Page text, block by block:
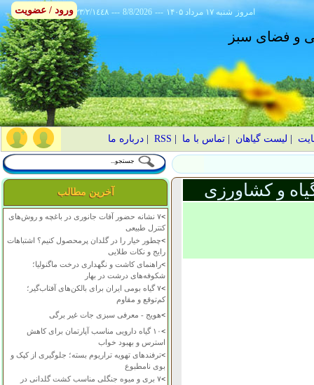
٢٣/٢/١٤٤٨ --- 8/8/2026 --- ۱۴۰۵ شنبه ۱۷ مرداد امروز
و فضای سبز
لیست گیاهان |تماس با ما RSS
|درباره ما
آخرین مطالب
>
۷ نشانه حضور آفات جانوری در باغچه و روش‌های
کنترل طبیعی
>چطور خیار را در گلدان پرمحصول کنیم؟ اشتباهات
رایج و نکات طلایی
>راهنمای کاشت و نگهداری درخت ماگنولیا؛
شکوفه‌های درشت در بهار
>
۷ گیاه بومی ایران برای بالکن‌های آفتاب‌گیر؛
کم‌توقع و مقاوم
>هویج - معرفی سبزی جات غیر برگی
>
۱۰ گیاه دارویی مناسب آپارتمان برای کاهش
استرس و بهبود خواب
>ترفندهای تهویه تراریوم بسته؛ جلوگیری از کپک و
بوی نامطبوع
>
۷ بری و میوه جنگلی مناسب کشت گلدانی در
و کشاورزی
ورود / عضویت